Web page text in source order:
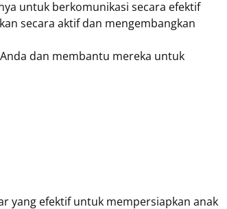
untuk berkomunikasi secara efektif
secara aktif dan mengembangkan
dan membantu mereka untuk
yang efektif untuk mempersiapkan anak